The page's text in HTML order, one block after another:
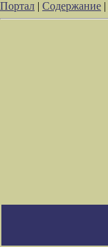
Портал | Содержание |